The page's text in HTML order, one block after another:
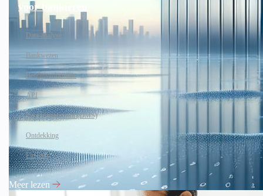
voor bankieren
Data-analyse
Bankwezen
Bedrijfsinformatie
API
Data management (DMS)
Ontdekking
FinTech
Meer lezen